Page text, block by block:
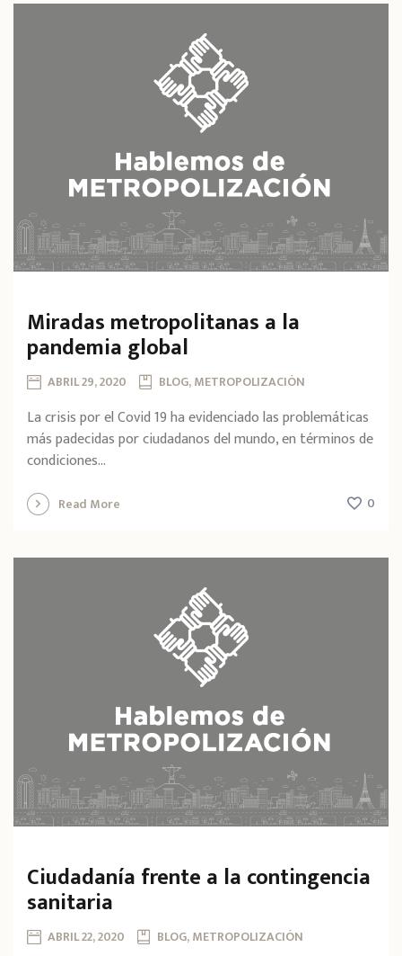
Miradas metropolitanas a la
pandemia global
ABRIL 29, 2020 BLOG, METROPOLIZACIÓN
La crisis por el Covid 19 ha evidenciado las problemáticas
más padecidas por ciudadanos del mundo, en términos de
condiciones...
Read More 0
Ciudadanía frente a la contingencia
sanitaria
ABRIL 22, 2020 BLOG, METROPOLIZACIÓN